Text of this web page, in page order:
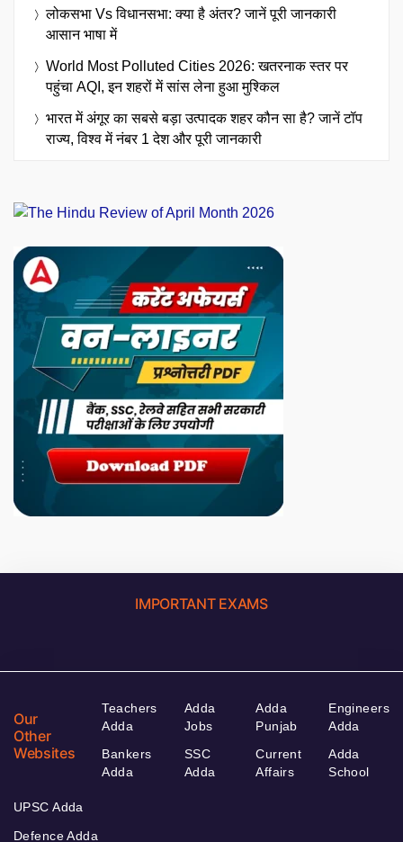
लोकसभा Vs विधानसभा: क्या है अंतर? जानें पूरी जानकारी
आसान भाषा में
World Most Polluted Cities 2026: खतरनाक स्तर पर
पहुंचा AQI, इन शहरों में सांस लेना हुआ मुश्किल
भारत में अंगूर का सबसे बड़ा उत्पादक शहर कौन सा है? जानें टॉप
राज्य, विश्व में नंबर 1 देश और पूरी जानकारी
IMPORTANT EXAMS
Our
Other
Websites
Teachers
Adda
Bankers
Adda
Adda
Jobs
SSC
Adda
Adda
Punjab
Current
Affairs
Engineers
Adda
Adda
School
UPSC Adda
Defence Adda